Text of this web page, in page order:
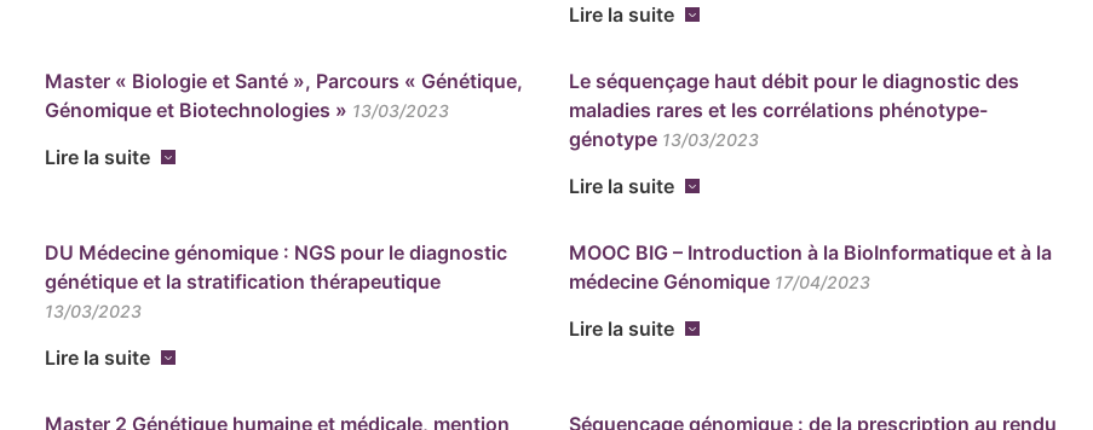
Lire la suite
Master « Biologie et Santé », Parcours « Génétique,
Génomique et Biotechnologies » 13/03/2023
Lire la suite
Le séquençage haut débit pour le diagnostic des
maladies rares et les corrélations phénotype-
génotype 13/03/2023
Lire la suite
DU Médecine génomique : NGS pour le diagnostic
génétique et la stratification thérapeutique
13/03/2023
Lire la suite
MOOC BIG – Introduction à la BioInformatique et à la
médecine Génomique 17/04/2023
Lire la suite
Master 2 Génétique humaine et médicale, mention Séquençage génomique : de la prescription au rendu